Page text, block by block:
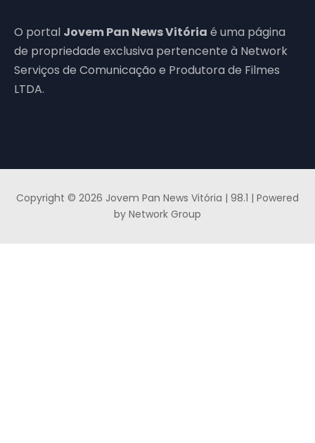
O portal Jovem Pan News Vitória é uma página
de propriedade exclusiva pertencente à Network
Serviços de Comunicação e Produtora de Filmes
LTDA.
Copyright © 2026 Jovem Pan News Vitória | 98.1 | Powered
by Network Group